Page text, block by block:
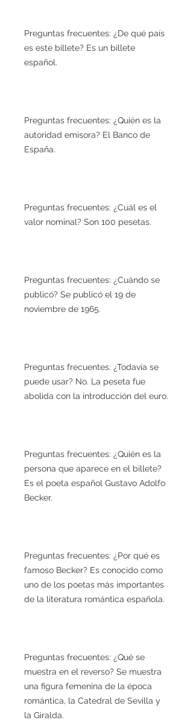
Preguntas frecuentes: ¿De qué país
es este billete? Es un billete
español.
Preguntas frecuentes: ¿Quién es la
autoridad emisora? El Banco de
España.
Preguntas frecuentes: ¿Cuál es el
valor nominal? Son 100 pesetas.
Preguntas frecuentes: ¿Cuándo se
publicó? Se publicó el 19 de
noviembre de 1965.
Preguntas frecuentes: ¿Todavía se
puede usar? No. La peseta fue
abolida con la introducción del euro.
Preguntas frecuentes: ¿Quién es la
persona que aparece en el billete?
Es el poeta español Gustavo Adolfo
Becker.
Preguntas frecuentes: ¿Por qué es
famoso Becker? Es conocido como
uno de los poetas más importantes
de la literatura romántica española.
Preguntas frecuentes: ¿Qué se
muestra en el reverso? Se muestra
una figura femenina de la época
romántica, la Catedral de Sevilla y
la Giralda.